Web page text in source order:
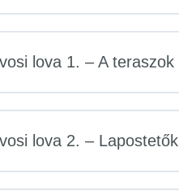
lova 1. – A
lova 2. –